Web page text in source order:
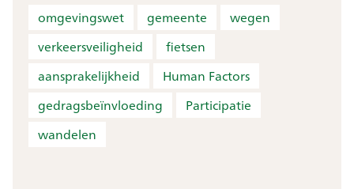
omgevingswet
gemeente
wegen
verkeersveiligheid
fietsen
aansprakelijkheid
Human Factors
gedragsbeïnvloeding
Participatie
wandelen